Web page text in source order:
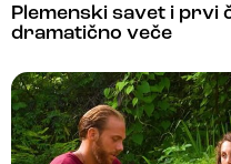
Plemenski savet i prvi
dramatično veče